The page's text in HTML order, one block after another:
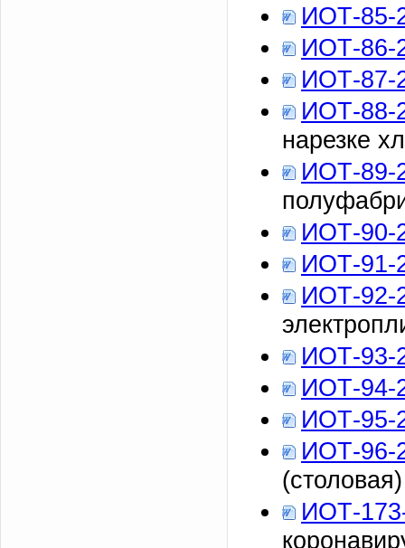
ИОТ-85-
ИОТ-86-
ИОТ-87-
ИОТ-88-
нарезке
ИОТ-89-
ИОТ-90-
ИОТ-91-
ИОТ-92-
ИОТ-93-
ИОТ-94-
ИОТ-95-
ИОТ-96-
(столовая)
ИОТ-